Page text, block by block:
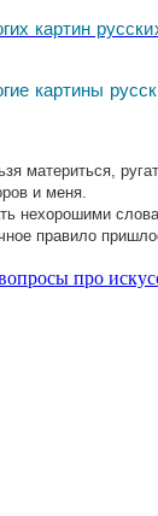
картин
картины
материться,
и меня.
нехорошими
правило
про